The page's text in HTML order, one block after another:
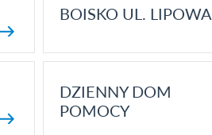
BOISKO UL. LIPOWA
DZIENNY DOM
POMOCY